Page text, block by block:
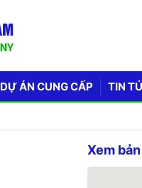
DỰ ÁN CUNG CẤP TIN
Xem